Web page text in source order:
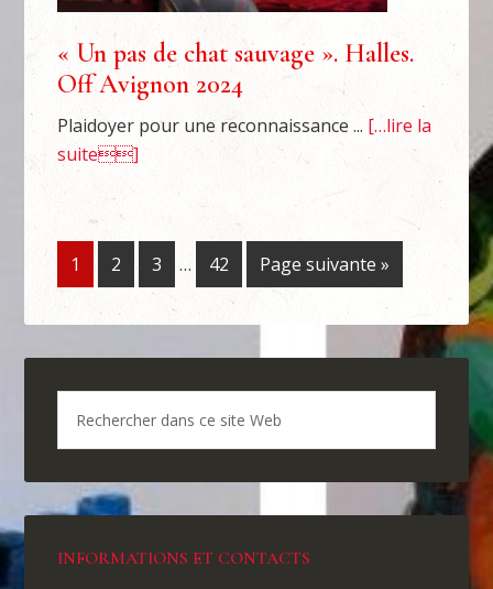
« Un pas de chat sauvage ». Halles.
Off Avignon 2024
Plaidoyer pour une reconnaissance ... […lire la
suite]
1 2 3 … 42 Page suivante »
INFORMATIONS ET CONTACTS